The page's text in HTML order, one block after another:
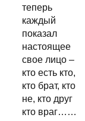
теперь
каждый
показал
настоящее
свое лицо –
кто есть кто,
кто брат, кто
не, кто друг
кто враг……